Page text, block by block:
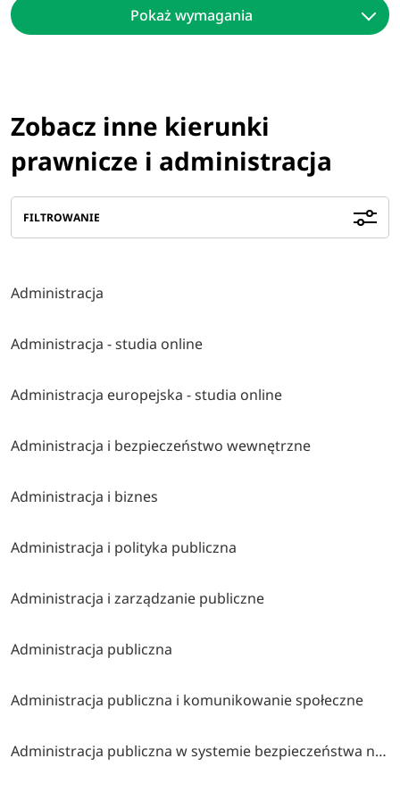
Pokaż wymagania
Zobacz inne kierunki
prawnicze i administracja
FILTROWANIE
Administracja
Administracja - studia online
Administracja europejska - studia online
Administracja i bezpieczeństwo wewnętrzne
Administracja i biznes
Administracja i polityka publiczna
Administracja i zarządzanie publiczne
Administracja publiczna
Administracja publiczna i komunikowanie społeczne
Administracja publiczna w systemie bezpieczeństwa narodowego